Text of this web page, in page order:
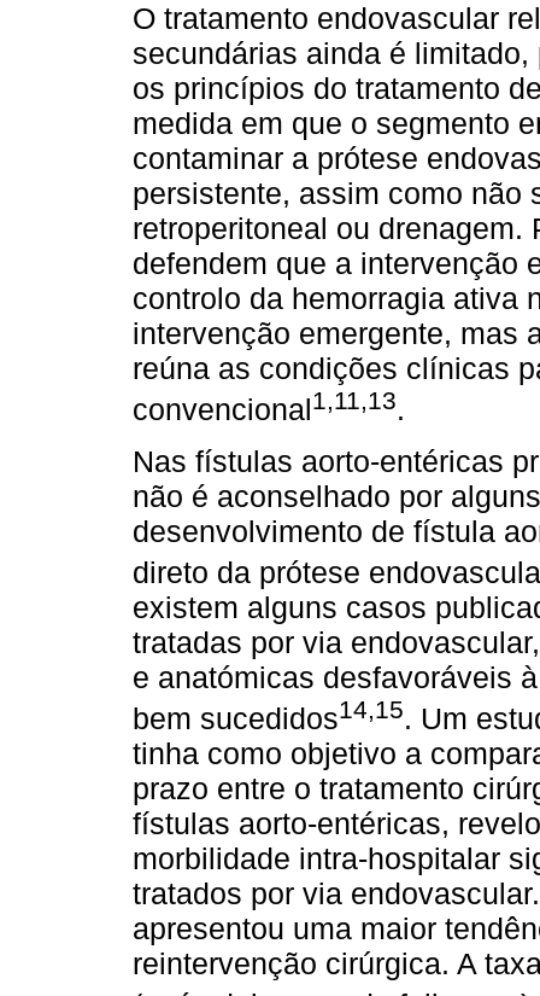
O tratamento endovascular
secundárias ainda é
os princípios do tratamento
medida em que o segmento
contaminar a prótese
persistente, assim como não
retroperitoneal ou
defendem que a intervenção
controlo da hemorragia ativa
intervenção emergente, mas
reúna as condições clínicas
convencional1,11,13.
Nas fístulas aorto-entéricas
não é aconselhado por
desenvolvimento de fístula
direto da prótese
existem alguns casos
tratadas por via
e anatómicas desfavoráveis
bem sucedidos14,15. Um
tinha como objetivo a
prazo entre o tratamento
fístulas aorto-entéricas,
morbilidade intra-hospitalar
tratados por via
apresentou uma maior
reintervenção cirúrgica. A